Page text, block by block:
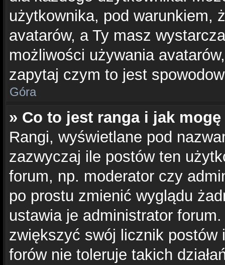
użytkownika, pod warunkiem,
avatarów, a Ty masz
możliwości używania
zapytaj czym to jest
Góra
» Co to jest ranga i jak
Rangi, wyświetlane pod
zazwyczaj ile postów ten
forum, np. moderator czy
po prostu zmienić wyglądu
ustawia je administrator
zwiększyć swój licznik
forów nie toleruje takich